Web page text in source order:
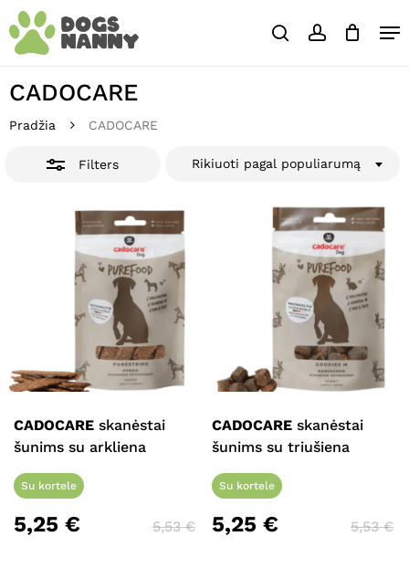
Skip
to
main
searchaccount
Krepšelis
Cart
CADOCARE
Pradžia CADOCARE
Filters Rikiuoti pagal populiarumą
Close
CADOCARE skanėstai
šunims su arkliena
Su kortele
5,25 € 5,53€
CADOCARE skanėstai
šunims su triušiena
Su kortele
5,25€ 5,53€